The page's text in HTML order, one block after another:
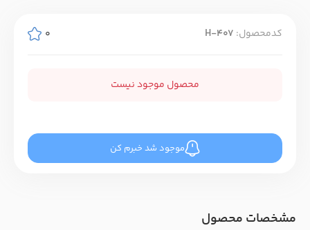
کدمحصول: H-407
0
محصول موجود نیست
موجود شد خبرم کن
مشخصات محصول